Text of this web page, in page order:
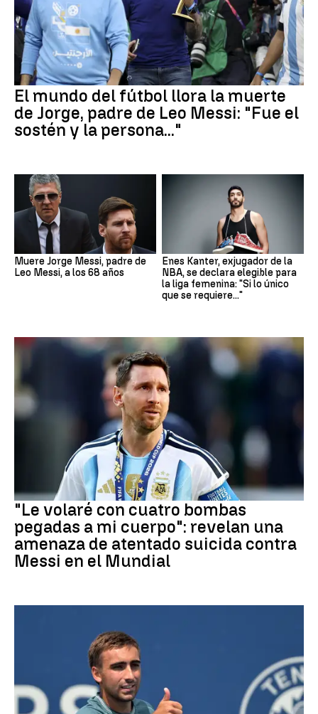
El mundo del fútbol llora la muerte
de Jorge, padre de Leo Messi: "Fue el
sostén y la persona..."
Muere Jorge Messi, padre de
Leo Messi, a los 68 años
Enes Kanter, exjugador de la
NBA, se declara elegible para
la liga femenina: "Si lo único
que se requiere..."
Mundial 2026
"Le volaré con cuatro bombas
pegadas a mi cuerpo": revelan una
amenaza de atentado suicida contra
Messi en el Mundial